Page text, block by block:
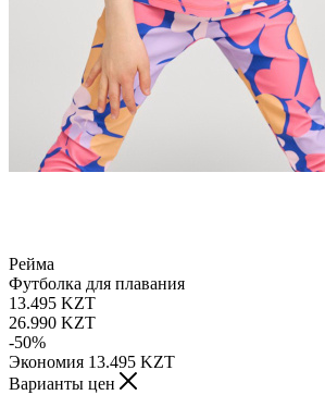
Рейма
Футболка для плавания
13.495 KZT
26.990 KZT
-50%
Экономия 13.495 KZT
Варианты цен